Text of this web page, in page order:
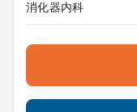
消化器内科